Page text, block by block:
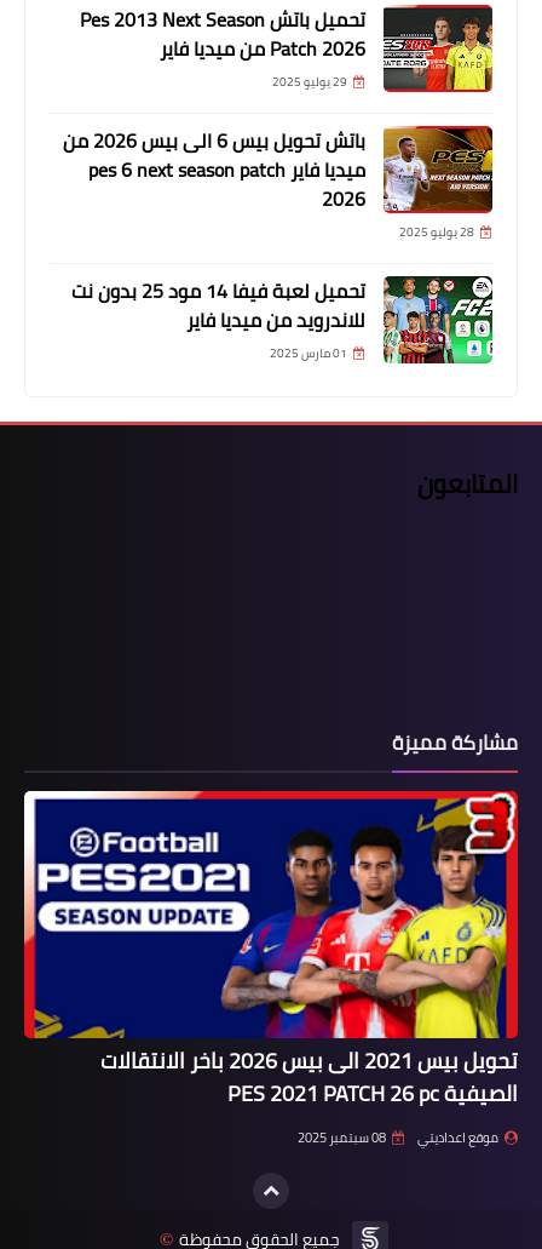
تحميل باتش Pes 2013 Next Season
Patch 2026 من ميديا فاير
29 يوليو 2025
باتش تحويل بيس 6 الى بيس 2026 من
ميديا فاير pes 6 next season patch
2026
28 يوليو 2025
تحميل لعبة فيفا 14 مود 25 بدون نت
للاندرويد من ميديا فاير
01 مارس 2025
المتابعون
مشاركة مميزة
تحويل بيس 2021 الى بيس 2026 باخر الانتقالات
الصيفية PES 2021 PATCH 26 pc
موقع اعداديتي 08 سبتمبر 2025
جميع الحقوق محفوظة ©